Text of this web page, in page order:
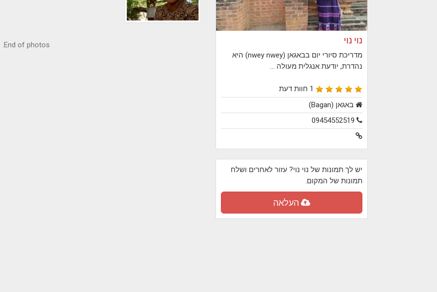
נוי נוי
מדריכת סיורי יום בבאגאן (nwey nwey) היא
נהדרת, יודעת אנגלית מעולה ...
באגאן (Bagan)
09454552519
יש לך תמונות של נוי נוי? עזור לאחרים ושלח
תמונות של המקום.
העלאה